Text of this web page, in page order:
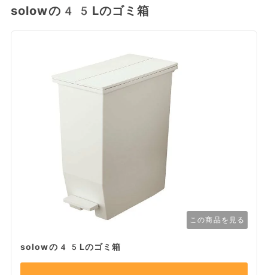
solowの45Lのゴミ箱
この商品を見る
solowの45Lのゴミ箱